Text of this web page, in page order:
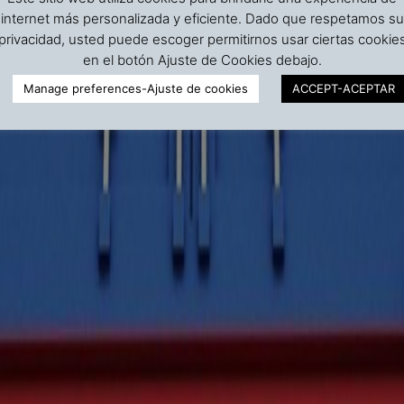
internet más personalizada y eficiente. Dado que respetamos su
privacidad, usted puede escoger permitirnos usar ciertas
en el botón Ajuste de Cookies debajo.
Manage preferences-Ajuste de cookies ACCEPT-ACEPTAR